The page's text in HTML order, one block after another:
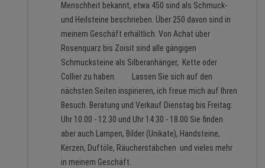
Menschheit bekannt, etwa 450 sind als Schmuck-
und Heilsteine beschrieben. Über 250 davon sind in
meinem Geschäft erhältlich. Von Achat über
Rosenquarz bis Zoisit sind alle gängigen
Schmucksteine als Silberanhänger, Kette oder
Collier zu haben. Lassen Sie sich auf den
nächsten Seiten inspirieren, ich freue mich auf Ihren
Besuch. Beratung und Verkauf Dienstag bis Freitag:
Uhr 10.00 - 12.30 und Uhr 14.30 - 18.00 Sie finden
aber auch Lampen, Bilder (Unikate), Handsteine,
Kerzen, Duftöle, Räucherstäbchen und vieles mehr
in meinem Geschäft.